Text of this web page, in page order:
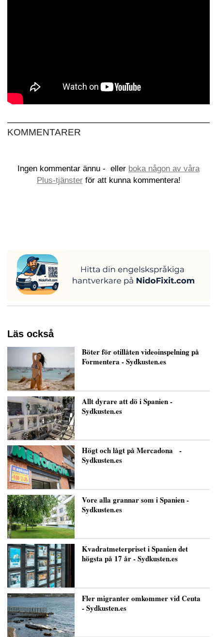
KOMMENTARER
Ingen kommentar ännu - eller boka någon av våra
Plus-tjänsterför att kunna kommentera!